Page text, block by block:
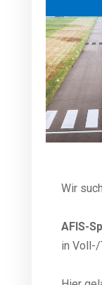
Wir
AFIS-
in